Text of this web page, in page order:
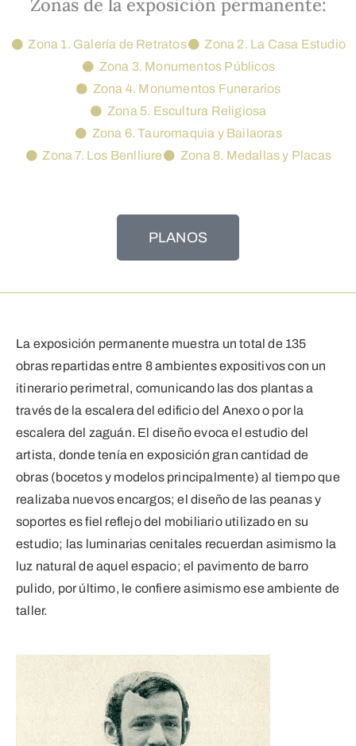
Zonas de la exposición permanente:
Zona 1. Galería de Retratos
Zona 2. La Casa Estudio
Zona 3. Monumentos Públicos
Zona 4. Monumentos Funerarios
Zona 5. Escultura Religiosa
Zona 6. Tauromaquia y Bailaoras
Zona 7. Los Benlliure
Zona 8. Medallas y Placas
PLANOS
La exposición permanente muestra un total de 135
obras repartidas entre 8 ambientes expositivos con un
itinerario perimetral, comunicando las dos plantas a
través de la escalera del edificio del Anexo o por la
escalera del zaguán. El diseño evoca el estudio del
artista, donde tenía en exposición gran cantidad de
obras (bocetos y modelos principalmente) al tiempo que
realizaba nuevos encargos; el diseño de las peanas y
soportes es fiel reflejo del mobiliario utilizado en su
estudio; las luminarias cenitales recuerdan asimismo la
luz natural de aquel espacio; el pavimento de barro
pulido, por último, le confiere asimismo ese ambiente de
taller.